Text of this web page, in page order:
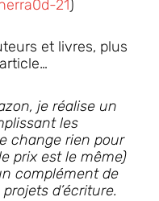
21)
et livres, plus
je réalise un
les
change rien pour
prix est le même)
complément de
d’écriture.